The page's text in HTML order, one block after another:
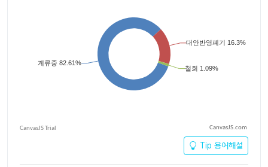
CanvasJS.com
Tip 용어해설